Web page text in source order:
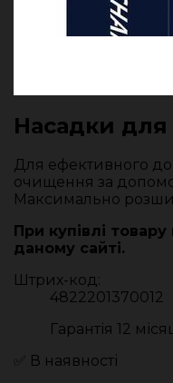
Насадки для
Для ефективного
очищення за
Максимально
При купівлі
даному сайті.
Штрих-код:
4822201370012
Гарантія 12
✅ В наявності